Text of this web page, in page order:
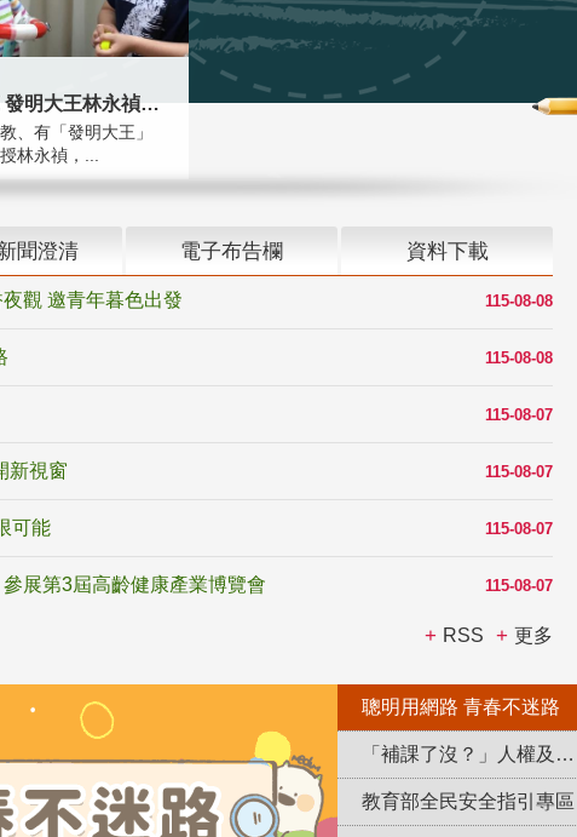
教育家人物典範 發明大王林永禎教授
、有「發明大王」
林永禎，...
聞澄清 電子布告欄 資料下載
115-08-08
觀 邀青年暮色出發
115-08-08
115-08-07
115-08-07
115-08-07
可能
115-08-07
展第3屆高齡健康產業博覽會
RSS 更多
聰明用網路 青春不迷路
「補課了沒？」人權及轉型正義教育專區
教育部全民安全指引專區